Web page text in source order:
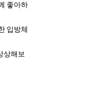
좋아하
입방체
상해보